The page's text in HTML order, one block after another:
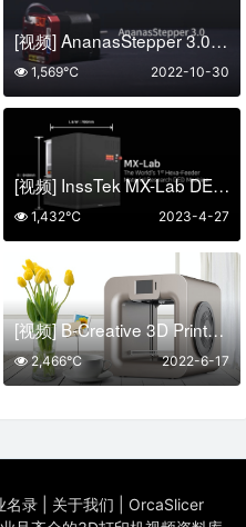
[视频] AnanasStepper 3.0：用于多轴控制的伺服步进电机
2022-10-30
1,569℃
[视频] InssTek MX-Lab DED材料研究机 – 新合金增材制造系统
2023-4-27
1,432℃
[视频] B-Creative 3D Printer: 创造奇迹的新方式
2022-6-17
2,466℃
名录| 关于我们
OrcaSlicer